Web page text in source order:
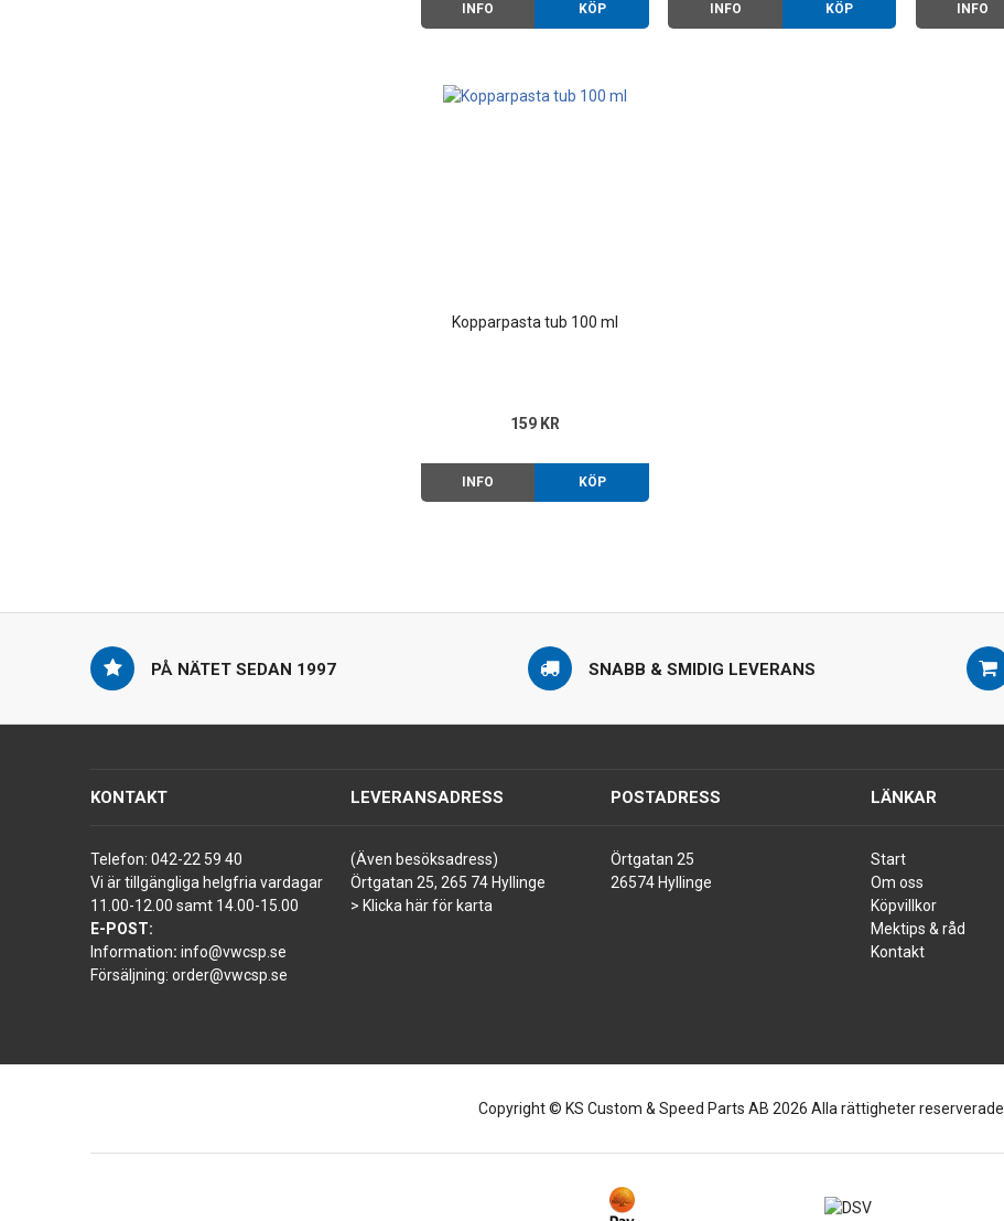
INFO KÖP INFO KÖP INFO
Kopparpasta tub 100 ml
159 KR
INFO KÖP
PÅ NÄTET SEDAN 1997 SNABB & SMIDIG LEVERANS
KONTAKT
Telefon: 042-22 59 40
Vi är tillgängliga helgfria vardagar
11.00-12.00 samt 14.00-15.00
E-POST:
Information: info@vwcsp.se
Försäljning: order@vwcsp.se
LEVERANSADRESS
(Även besöksadress)
Örtgatan 25, 265 74 Hyllinge
> Klicka här för karta
POSTADRESS
Örtgatan 25
26574 Hyllinge
LÄNKAR
Start
Om oss
Köpvillkor
Mektips & råd
Kontakt
Copyright © KS Custom & Speed Parts AB 2026 Alla rättigheter reserverade